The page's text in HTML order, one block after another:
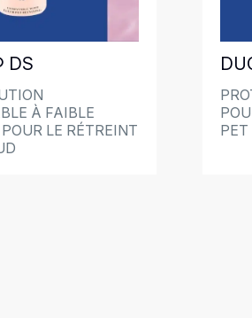
DS
À FAIBLE
LE RÉTREINT
PET